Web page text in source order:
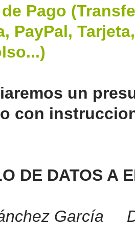
Pago
PayPal,
un
con
DE DATOS A
García